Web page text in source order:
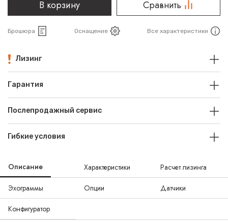
В корзину
Сравнить
Брошюра Оснащение Все характеристики
Лизинг
Гарантия
Послепродажный сервис
Гибкие условия
Описание Характеристики Расчет лизинга
Эхограммы Опции Датчики
Конфигуратор